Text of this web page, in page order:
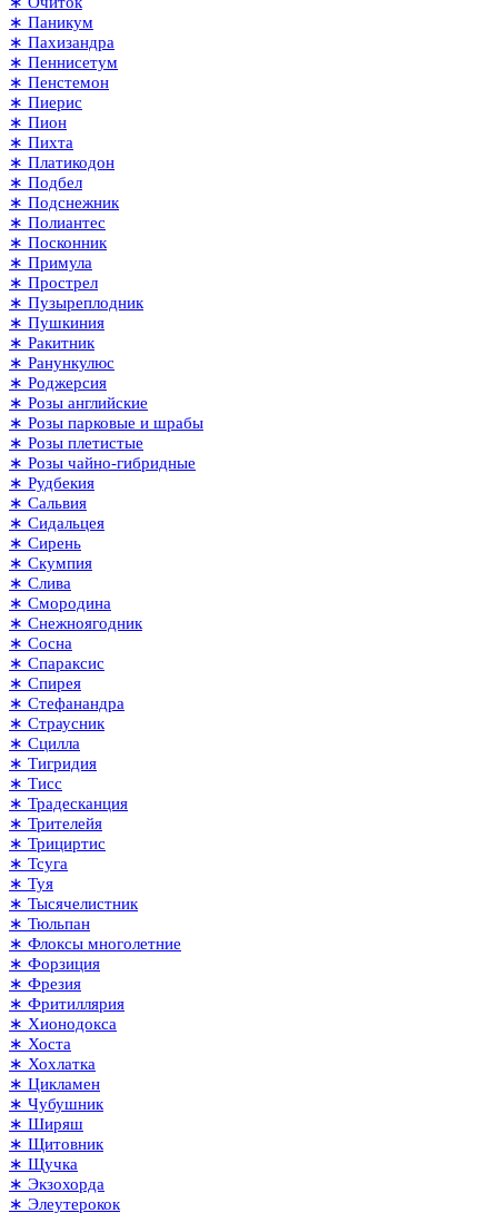
∗ Паникум
∗ Пахизандра
∗ Пеннисетум
∗ Пенстемон
∗ Пиерис
∗ Пион
∗ Пихта
∗ Платикодон
∗ Подбел
∗ Подснежник
∗ Полиантес
∗ Посконник
∗ Примула
∗ Прострел
∗ Пузыреплодник
∗ Пушкиния
∗ Ракитник
∗ Ранункулюс
∗ Роджерсия
∗ Розы английские
∗ Розы парковые и шрабы
∗ Розы плетистые
∗ Розы чайно-гибридные
∗ Рудбекия
∗ Сальвия
∗ Сидальцея
∗ Сирень
∗ Скумпия
∗ Слива
∗ Смородина
∗ Снежноягодник
∗ Сосна
∗ Спараксис
∗ Спирея
∗ Стефанандра
∗ Страусник
∗ Сцилла
∗ Тигридия
∗ Тисс
∗ Традесканция
∗ Трителейя
∗ Трициртис
∗ Тсуга
∗ Туя
∗ Тысячелистник
∗ Тюльпан
∗ Флоксы многолетние
∗ Форзиция
∗ Фрезия
∗ Фритиллярия
∗ Хионодокса
∗ Хоста
∗ Хохлатка
∗ Цикламен
∗ Чубушник
∗ Ширяш
∗ Щитовник
∗ Щучка
∗ Экзохорда
∗ Элеутерокок